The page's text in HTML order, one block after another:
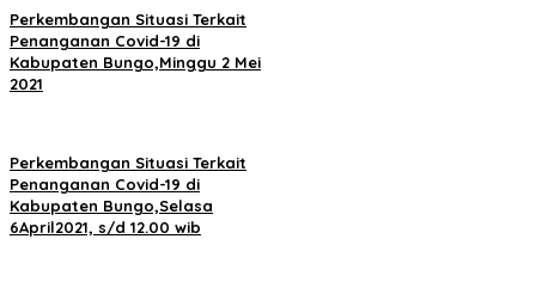
Perkembangan Situasi Terkait
Penanganan Covid-19 di
Kabupaten Bungo,Minggu 2 Mei
2021
Perkembangan Situasi Terkait
Penanganan Covid-19 di
Kabupaten Bungo,Selasa
6April2021, s/d 12.00 wib